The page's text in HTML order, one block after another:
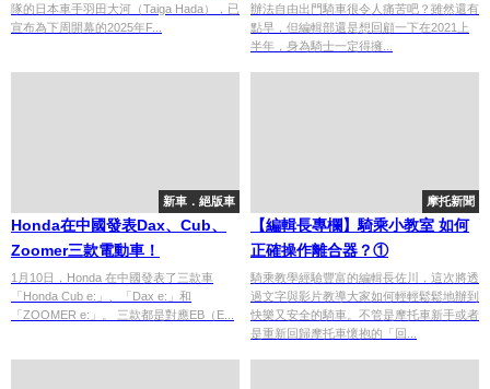
隊的日本車手羽田大河（Taiga Hada），已
宣布為下周開幕的2025年F...
辦法自由出門騎車很令人痛苦吧？雖然還有
點早，但編輯部還是想回顧一下在2021上
半年，身為騎士一定得擁...
新車．絕版車
Honda在中國發表Dax、Cub、
Zoomer三款電動車！
1月10日，Honda 在中國發表了三款車
「Honda Cub e:」、「Dax e:」和
「ZOOMER e:」。 三款都是對應EB（E...
摩托新聞
【編輯長專欄】騎乘小教室 如何
正確操作離合器？①
騎乘教學經驗豐富的編輯長佐川，這次將透
過文字與影片教導大家如何輕輕鬆鬆地辦到
快樂又安全的騎車。不管是摩托車新手或者
是重新回歸摩托車懷抱的「回...